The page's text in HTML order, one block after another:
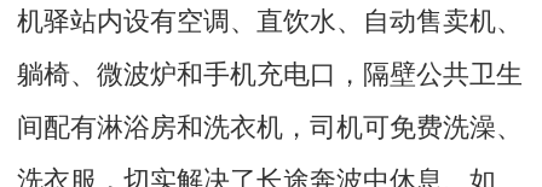
机驿站内设有空调、直饮水、自动售卖机、
躺椅、微波炉和手机充电口，隔壁公共卫生
间配有淋浴房和洗衣机，司机可免费洗澡、
洗衣服，切实解决了长途奔波中休息、如